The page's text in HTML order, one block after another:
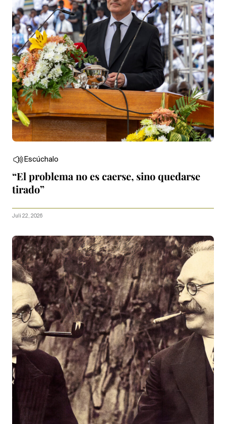
Escúchalo
“El problema no es caerse, sino quedarse
tirado”
Juli 22, 2026